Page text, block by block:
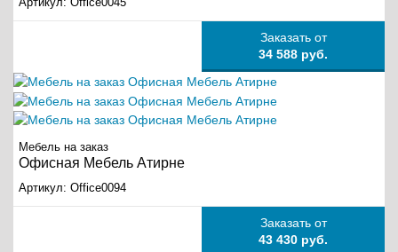
Заказать от
34 588 руб.
Мебель на заказ
Офисная Мебель Атирне
Артикул: Office0094
Заказать от
43 430 руб.